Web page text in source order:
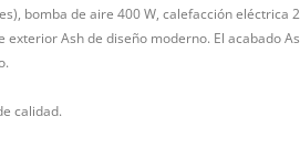
bomba de aire 400 W, calefacción eléctrica
exterior Ash de diseño moderno. El
calidad.